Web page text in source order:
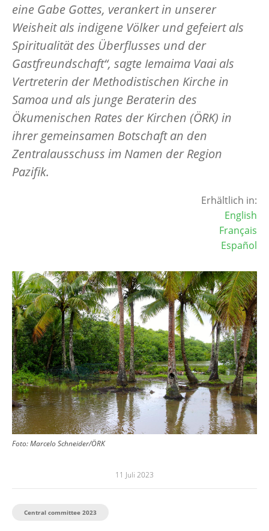
eine Gabe Gottes, verankert in unserer
Weisheit als indigene Völker und gefeiert als
Spiritualität des Überflusses und der
Gastfreundschaft“, sagte Iemaima Vaai als
Vertreterin der Methodistischen Kirche in
Samoa und als junge Beraterin des
Ökumenischen Rates der Kirchen (ÖRK) in
ihrer gemeinsamen Botschaft an den
Zentralausschuss im Namen der Region
Pazifik.
Erhältlich in:
English
Français
Español
Image
Foto:Marcelo Schneider/ÖRK
11 Juli 2023
Central committee 2023